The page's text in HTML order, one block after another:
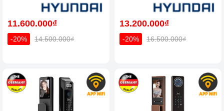
11.600.000₫
-20% 14.500.000₫
13.200.000₫
-20% 16.500.000₫